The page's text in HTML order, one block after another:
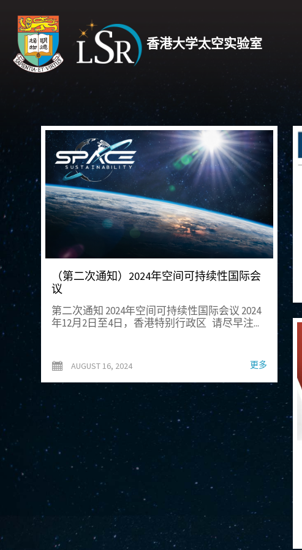
香港大学太空实验室
（第二次通知）2024年空间可持续性国际会
议
第二次通知 2024年空间可持续性国际会议 2024
年12月2日至4日，香港特别行政区 请尽早注...
AUGUST 16, 2024 更多